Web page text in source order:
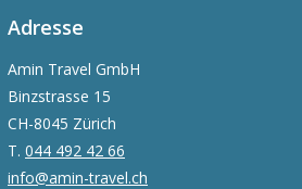
Adresse
Amin Travel GmbH
Binzstrasse 15
CH-8045 Zürich
T. 044 492 42 66
info@amin-travel.ch